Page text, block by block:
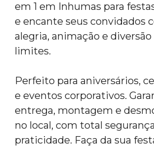
em 1 em Inhumas para
e encante seus convidados
alegria, animação e
limites.
Perfeito para aniversários,
e eventos corporativos.
entrega, montagem e
no local, com total
praticidade. Faça da sua